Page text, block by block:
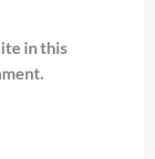
in this